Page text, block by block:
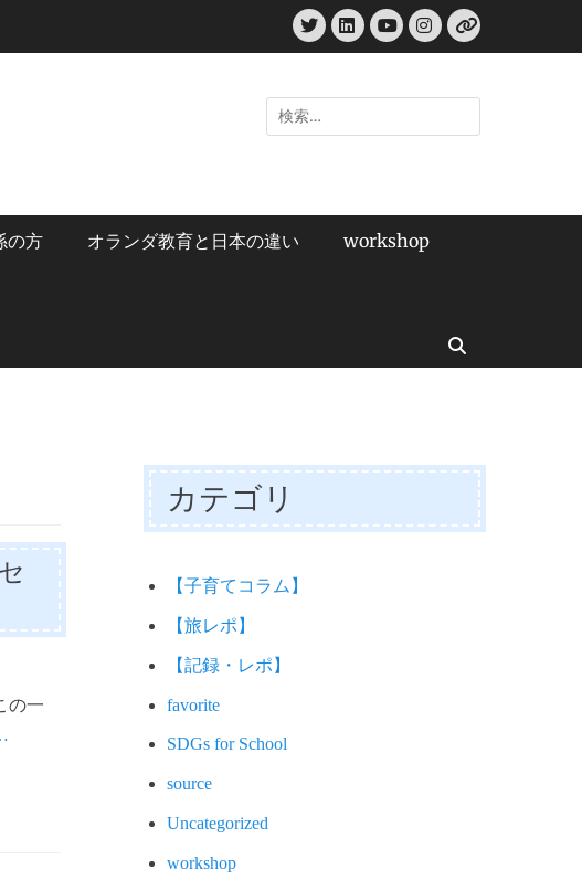
TwitterLinkedIn
YouTube
Instagram
リ
ン
検
索:
の方 オランダ教育と日本の違い workshop
の一
カテゴリ
【子育てコラム】
【旅レポ】
【記録・レポ】
favorite
SDGs for School
source
Uncategorized
workshop